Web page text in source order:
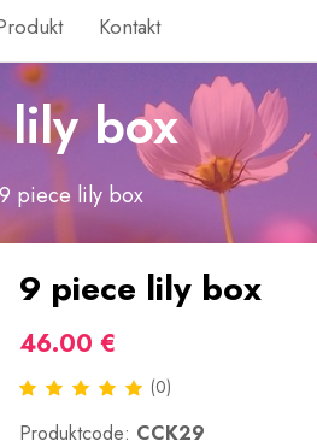
Kontakt
box
9 piece lily box
9 piece lily box
46.00 €
(0)
Produktcode: CCK29